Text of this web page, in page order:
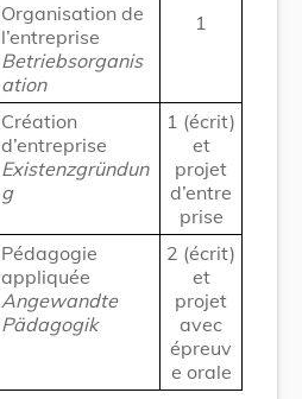
Organisation de
l’entreprise
Betriebsorganis
ation
1
Création
d’entreprise
Existenzgründun
g
1 (écrit)
et
projet
d’entre
prise
Pédagogie
appliquée
Angewandte
Pädagogik
2 (écrit)
et
projet
avec
épreuv
e orale